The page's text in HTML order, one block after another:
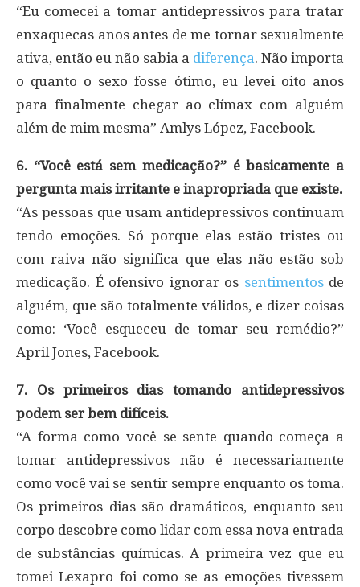
“Eu comecei a tomar antidepressivos para tratar
enxaquecas anos antes de me tornar sexualmente
ativa, então eu não sabia a diferença. Não importa
o quanto o sexo fosse ótimo, eu levei oito anos
para finalmente chegar ao clímax com alguém
além de mim mesma” Amlys López, Facebook.
6. “Você está sem medicação?” é basicamente a
pergunta mais irritante e inapropriada que existe.
“As pessoas que usam antidepressivos continuam
tendo emoções. Só porque elas estão tristes ou
com raiva não significa que elas não estão sob
medicação. É ofensivo ignorar os sentimentosde
alguém, que são totalmente válidos, e dizer coisas
como: ‘Você esqueceu de tomar seu remédio?”
April Jones, Facebook.
7. Os primeiros dias tomando antidepressivos
podem ser bem difíceis.
“A forma como você se sente quando começa a
tomar antidepressivos não é necessariamente
como você vai se sentir sempre enquanto os toma.
Os primeiros dias são dramáticos, enquanto seu
corpo descobre como lidar com essa nova entrada
de substâncias químicas. A primeira vez que eu
tomei Lexapro foi como se as emoções tivessem